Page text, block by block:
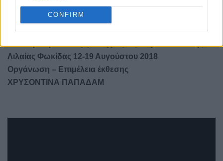
CONFIRM
Προβλεπόταν αρχικά να γίνει οδοντωτός Μπράλος –
Δελφοί που τελικά δεν έγινε.
Λιλαίας Φωκίδας 12-19 Αυγούστου 2018
Οργάνωση – Επιμέλεια έκθεσης
ΧΡΥΣΟΝΤΙΝΑ ΠΑΠΑΔΑΜ